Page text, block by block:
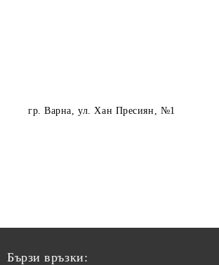
гр. Варна, ул. Хан Пресиян, №1
Бързи връзки: